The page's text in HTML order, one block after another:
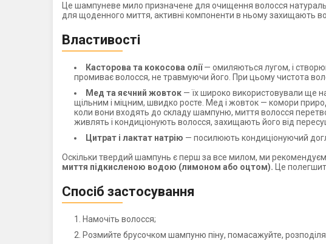
Це шампуневе мило призначене для очищення волосся
для щоденного миття, активні компоненти в ньому захищають
Властивості
Касторова та кокосова олії— омиляються лугом, і
промиває волосся, не травмуючи його. При цьому чистота
Мед та яєчний жовток — їх широко використовували ще
щільним і міцним, швидко росте. Мед і жовток — комори
коли вони входять до складу шампуню, миття волосся
живлять і кондиціонують волосся, захищають його від
Цитрат і лактат натрію — посилюють кондиціонуючий
Оскільки твердий шампунь є перш за все милом, ми
миття підкисленою водою (лимоном або оцтом). Це
Спосіб застосування
Намочіть волосся;
Розмийте брусочком шампуню піну, помасажуйте,